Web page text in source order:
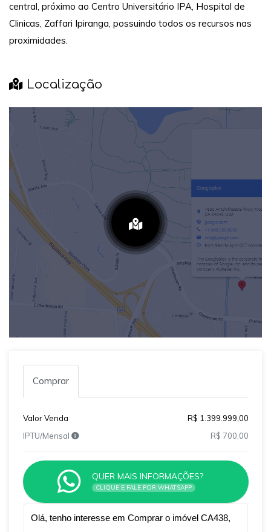
central, próximo ao Centro Universitário IPA, Hospital de
Clinicas, Zaffari Ipiranga, possuindo todos os recursos nas
proximidades.
Localização
Comprar
Valor Venda
R$ 1.399.999,00
IPTU/Mensal
R$ 700,00
QUER MAIS INFORMAÇÕES?
CLIQUE E FALE POR WHATSAPP